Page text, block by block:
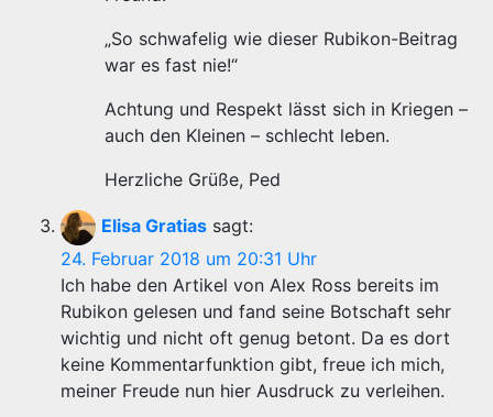
„So schwafelig wie dieser Rubikon-Beitrag
war es fast nie!“
Achtung und Respekt lässt sich in Kriegen –
auch den Kleinen – schlecht leben.
Herzliche Grüße, Ped
Elisa Gratias sagt:
24. Februar 2018 um 20:31 Uhr
Ich habe den Artikel von Alex Ross bereits im
Rubikon gelesen und fand seine Botschaft sehr
wichtig und nicht oft genug betont. Da es dort
keine Kommentarfunktion gibt, freue ich mich,
meiner Freude nun hier Ausdruck zu verleihen.